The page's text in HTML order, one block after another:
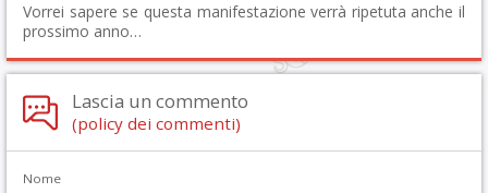
Vorrei sapere se questa manifestazione verrà ripetuta anche il
prossimo anno…
Lascia un commento
(policy dei commenti)
Nome